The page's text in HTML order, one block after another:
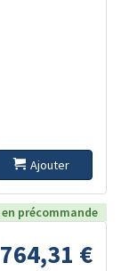
Ajouter
en précommande
764,31 €